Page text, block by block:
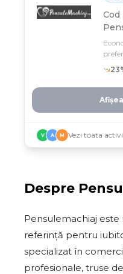
Cod
23
V A M Vezi toata
Despre
Pensulemachiaj
referință pentru
specializat în
profesionale, truse